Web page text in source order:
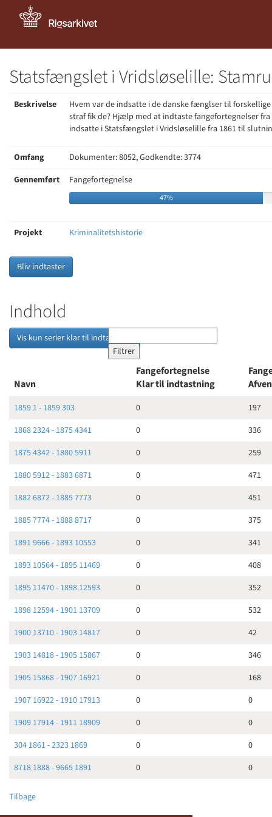
Statsfængslet i Vridsløselille:
Beskrivelse
Hvem var de indsatte i de danske fænglser til
straf fik de? Hjælp med at indtaste fangefortegnelser
indsatte i Statsfængslet i Vridsløselille fra 1861 til
Omfang
Dokumenter: 8052, Godkendte: 3774
Gennemført
Fangefortegnelse
47%
Projekt Kriminalitetshistorie
Bliv indtaster
Indhold
Vis kun serier klar til indtastning
Navn
Fangefortegnelse
Klar til indtastning
1859 1 - 1859 303 0
197
1868 2324 - 1875 4341
0
336
1875 4342 - 1880 5911
0
259
1880 5912 - 1883 6871
0
471
1882 6872 - 1885 7773
0
451
1885 7774 - 1888 8717
0
375
1891 9666 - 1893 10553
0
341
1893 10564 - 1895 11469
0
408
1895 11470 - 1898 12593
0
352
1898 12594 - 1901 13709
0
532
1900 13710 - 1903 14817
0
42
1903 14818 - 1905 15867
0
346
1905 15868 - 1907 16921
0
168
1907 16922 - 1910 17913
0
0
1909 17914 - 1911 18909
0
0
304 1861 - 2323 1869
0
0
8718 1888 - 9665 1891
0 0
Tilbage